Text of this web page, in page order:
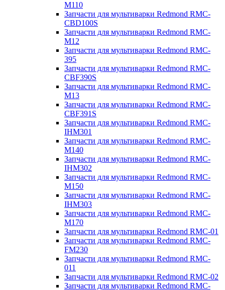
M110
Запчасти для мультиварки Redmond RMC-
CBD100S
Запчасти для мультиварки Redmond RMC-
M12
Запчасти для мультиварки Redmond RMC-
395
Запчасти для мультиварки Redmond RMC-
CBF390S
Запчасти для мультиварки Redmond RMC-
M13
Запчасти для мультиварки Redmond RMC-
CBF391S
Запчасти для мультиварки Redmond RMC-
IHM301
Запчасти для мультиварки Redmond RMC-
M140
Запчасти для мультиварки Redmond RMC-
IHM302
Запчасти для мультиварки Redmond RMC-
M150
Запчасти для мультиварки Redmond RMC-
IHM303
Запчасти для мультиварки Redmond RMC-
M170
Запчасти для мультиварки Redmond RMC-01
Запчасти для мультиварки Redmond RMC-
FM230
Запчасти для мультиварки Redmond RMC-
011
Запчасти для мультиварки Redmond RMC-02
Запчасти для мультиварки Redmond RMC-